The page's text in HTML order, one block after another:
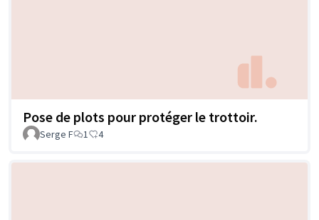
Pose de plots pour protéger le trottoir.
Serge F 1 4